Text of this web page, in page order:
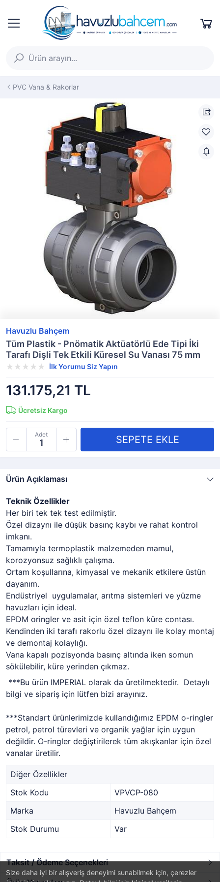
Size daha iyi bir alışveriş deneyimi sunabilmek için, çerezler
PVC Vana & Rakorlar
Havuzlu Bahçem
Tüm Plastik - Pnömatik Aktüatörlü Ede Tipi İki
Tarafı Dişli Tek Etkili Küresel Su Vanası 75 mm
İlk Yorumu Siz Yapın
131.175,21 TL
Ücretsiz Kargo
Adet
Ürün Açıklaması
Teknik Özellikler
Her biri tek tek test edilmiştir.
Özel dizaynı ile düşük basınç kaybı ve rahat kontrol
imkanı.
Tamamıyla termoplastik malzemeden mamul,
korozyonsuz sağlıklı çalışma.
Ortam koşullarına, kimyasal ve mekanik etkilere üstün
dayanım.
Endüstriyel uygulamalar, arıtma sistemleri ve yüzme
havuzları için ideal.
EPDM oringler ve asit için özel teflon küre contası.
Kendinden iki tarafı rakorlu özel dizaynı ile kolay montaj
ve demontaj kolaylığı.
Vana kapalı pozisyonda basınç altında iken somun
sökülebilir, küre yerinden çıkmaz.
***Bu ürün IMPERIAL olarak da üretilmektedir. Detaylı
bilgi ve sipariş için lütfen bizi arayınız.
***Standart ürünlerimizde kullandığımız EPDM o-ringler
petrol, petrol türevleri ve organik yağlar için uygun
değildir. O-ringler değiştirilerek tüm akışkanlar için özel
vanalar üretilir.
Diğer Özellikler
Stok Kodu
VPVCP-080
Marka
Havuzlu Bahçem
Stok Durumu
Var
Taksit / Ödeme Seçenekleri